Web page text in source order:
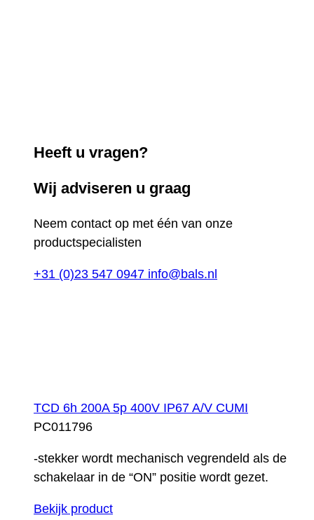
Heeft u vragen?
Wij adviseren u graag
Neem contact op met één van onze
productspecialisten
+31 (0)23 547 0947 info@bals.nl
TCD 6h 200A 5p 400V IP67 A/V CUMI
PC011796
-stekker wordt mechanisch vegrendeld als de
schakelaar in de “ON” positie wordt gezet.
Bekijk product